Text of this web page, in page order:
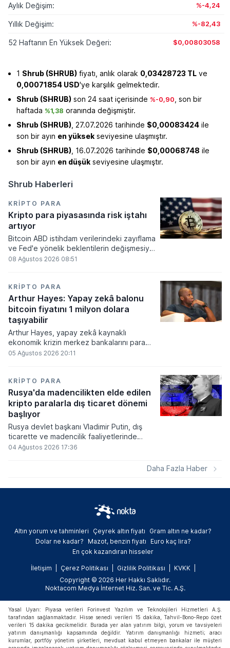
Aylık Değişim: %-4,24
Yıllık Değişim: %-82,43
52 Haftanın En Yüksek Değeri: $0,00803058
1 Shrub (SHRUB) fiyatı, anlık olarak 0,03428723 TL ve
0,00071854 USD'ye karşılık gelmektedir.
Shrub (SHRUB) son 24 saat içerisinde %-0,90 , son bir
haftada %1,38 oranında değişmiştir.
Shrub (SHRUB) , 27.07.2026 tarihinde $0,00083424 ile
son bir ayın en yüksek seviyesine ulaşmıştır.
Shrub (SHRUB) , 16.07.2026 tarihinde $0,00068748 ile
son bir ayın en düşük seviyesine ulaşmıştır.
Shrub Haberleri
KRIPTO PARA
Kripto para piyasasında risk iştahı
artıyor
Bitcoin ABD istihdam verilerindeki zayıflama
ve Fed'e yönelik beklentilerin değişmesiyle
haftayı yükselişle kapattı. Kripto para
açıklanacak enflasyon rakamlarına ve
küresel gelişmelere çevrildi.
08 Ağustos 2026 08:51
KRIPTO PARA
Arthur Hayes: Yapay zekâ balonu
bitcoin fiyatını 1 milyon dolara
taşıyabilir
Arthur Hayes, yapay zekâ kaynaklı
ekonomik krizin merkez bankalarını para
basmaya zorlayacağını ve bu durumun
kayıplarının tetikleyeceği kredi krizinin
küresel likidite artışına yol açacağını belirtti
ve bitcoinin bu süreçte en hızlı tepki veren
varlık olacağı vurguladı.
05 Ağustos 2026 20:11
KRIPTO PARA
Rusya'da madencilikten elde edilen
kripto paralarla dış ticaret dönemi
başlıyor
Rusya devlet başkanı Vladimir Putin, dış
ticarette ve madencilik faaliyetlerinde
kripto varlıkların kullanımına onay veren
04 Ağustos 2026 17:36
Daha Fazla Haber
Altın yorum ve tahminleri Çeyrek altın fiyatı
Gram altın ne kadar?
Dolar ne kadar?
Mazot, benzin fiyatı
Euro kaç lira?
En çok kazandıran hisseler
İletişim Çerez Politikası Gizlilik Politikası
KVKK
Copyright © 2026 Her Hakkı Saklıdır.
Noktacom Medya İnternet Hiz. San. ve Tic. A.Ş.
Yasal Uyarı: Piyasa verileri Forinvest Yazılım ve Teknolojileri Hizmetleri A.Ş.
tarafından sağlanmaktadır. Hisse senedi verileri 15 dakika, Tahvil-Bono-Repo özet
verileri 15 dakika gecikmelidir. Burada yer alan yatırım bilgi, yorum ve tavsiyeleri
yatırım danışmanlığı kapsamında değildir. Yatırım danışmanlığı hizmeti; aracı
kurumlar, portföy yönetim şirketleri, mevduat kabul etmeyen bankalar ile müşteri